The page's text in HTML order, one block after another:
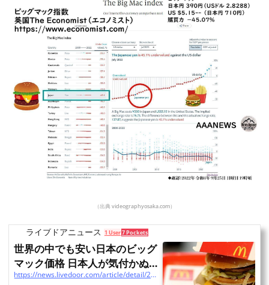
（出典 videographyosaka.com）
ライブドアニュース 1 User7 Pockets
世界の中でも安い日本のビッグ
マック価格 日本人が気付かぬ
「貧しさ」 - ライブド...
https://news.livedoor.com/article/detail/22953350/